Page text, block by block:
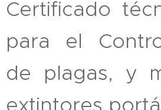
Certificado
para el
de plagas, y
extintores